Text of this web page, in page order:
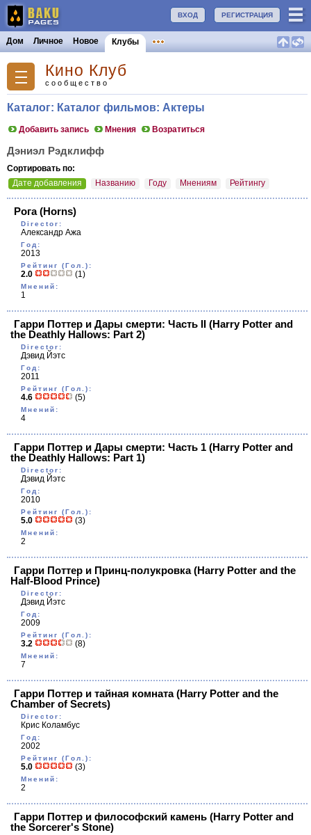
РЕГИСТРАЦИЯ
ВХОД
Дом Личное Новое Клубы
Кино Клуб
сообщество
Каталог: Каталог фильмов: Актеры
Добавить запись Мнения Возратиться
Дэниэл Рэдклифф
Сортировать по:
Дате добавления
Названию Году Мнениям Рейтингу
Рога(Horns)
Director:
Александр Ажа
Год:
2013
Рейтинг (Гол.):
2.0 (1)
Мнений:
1
Гарри Поттер и Дары смерти: Часть II (Harry Potter and
the Deathly Hallows: Part 2)
Director:
Дэвид Йэтс
Год:
2011
Рейтинг (Гол.):
4.6 (5)
Мнений:
4
Гарри Поттер и Дары смерти: Часть 1 (Harry Potter and
the Deathly Hallows: Part 1)
Director:
Дэвид Йэтс
Год:
2010
Рейтинг (Гол.):
5.0 (3)
Мнений:
2
Гарри Поттер и Принц-полукровка(Harry Potter and the
Half-Blood Prince)
Director:
Дэвид Йэтс
Год:
2009
Рейтинг (Гол.):
3.2 (8)
Мнений:
7
Гарри Поттер и тайная комната(Harry Potter and the
Chamber of Secrets)
Director:
Крис Коламбус
Год:
2002
Рейтинг (Гол.):
5.0 (3)
Мнений:
2
Гарри Поттер и философский камень (Harry Potter and
the Sorcerer's Stone)